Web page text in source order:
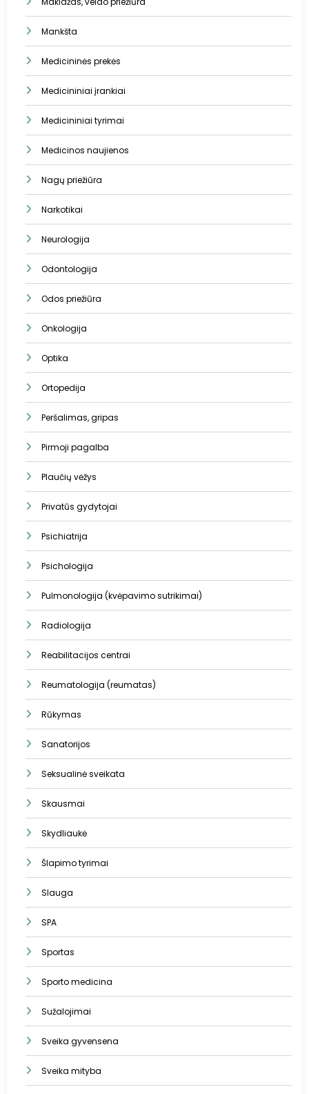
Mankšta
Medicininės prekės
Medicininiai įrankiai
Medicininiai tyrimai
Medicinos naujienos
Nagų priežiūra
Narkotikai
Neurologija
Odontologija
Odos priežiūra
Onkologija
Optika
Ortopedija
Peršalimas, gripas
Pirmoji pagalba
Plaučių vėžys
Privatūs gydytojai
Psichiatrija
Psichologija
Pulmonologija (kvėpavimo sutrikimai)
Radiologija
Reabilitacijos centrai
Reumatologija (reumatas)
Rūkymas
Sanatorijos
Seksualinė sveikata
Skausmai
Skydliaukė
Šlapimo tyrimai
Slauga
SPA
Sportas
Sporto medicina
Sužalojimai
Sveika gyvensena
Sveika mityba